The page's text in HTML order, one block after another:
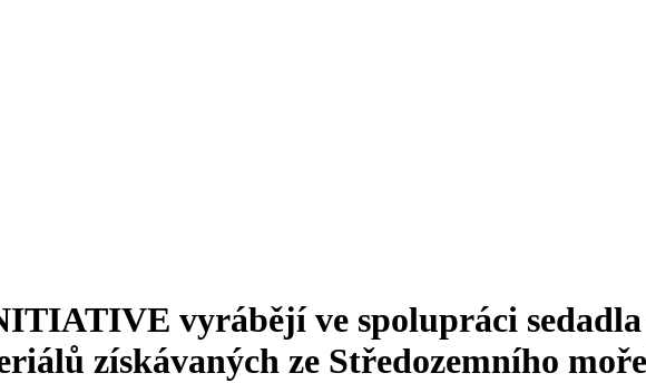
vyrábějí ve spolupráci
získávaných ze Středozemního moře